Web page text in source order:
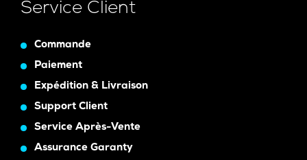
Service Client
Commande
Paiement
Expédition & Livraison
Support Client
Service Après-Vente
Assurance Garanty